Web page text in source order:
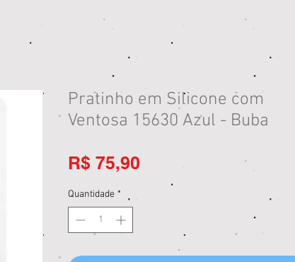
Pratinho em Silicone com
Ventosa 15630 Azul - Buba
R$ 75,90
Quantidade *